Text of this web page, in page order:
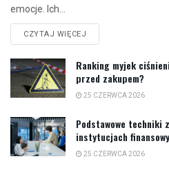
emocje. Ich...
CZYTAJ WIĘCEJ
Ranking myjek
przed zakupem?
25 CZERWCA 2026
Podstawowe techniki
instytucjach
25 CZERWCA 2026